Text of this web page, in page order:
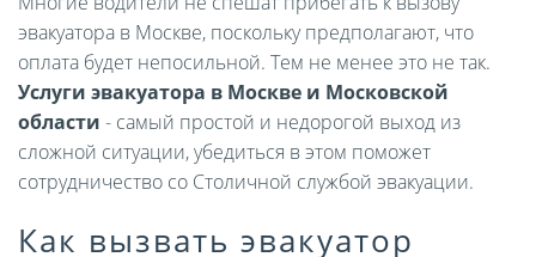
эвакуатора в Москве, поскольку предполагают, что
оплата будет непосильной. Тем не менее это не так.
Услуги эвакуатора в Москве и Московской
области - самый простой и недорогой выход из
сложной ситуации, убедиться в этом поможет
сотрудничество со Столичной службой эвакуации.
Как вызвать эвакуатор